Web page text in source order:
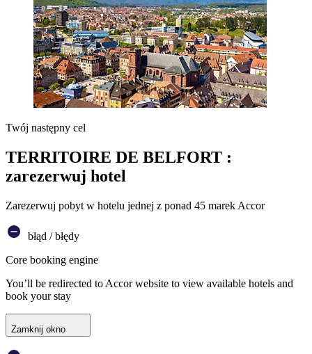
Twój następny cel
TERRITOIRE DE BELFORT :
zarezerwuj hotel
Zarezerwuj pobyt w hotelu jednej z ponad 45 marek Accor
błąd / błędy
Core booking engine
You’ll be redirected to Accor website to view available hotels and
book your stay
Zamknij okno